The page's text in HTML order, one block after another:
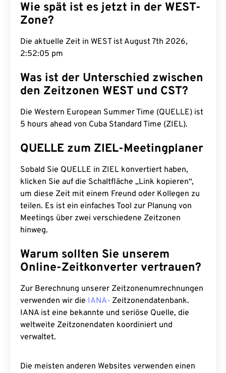
Wie spät ist es jetzt in der WEST-
Zone?
Die aktuelle Zeit in WEST ist August 7th 2026,
2:52:06 pm
Was ist der Unterschied zwischen
den Zeitzonen WEST und CST?
Die Western European Summer Time (QUELLE) ist
5 hours ahead von Cuba Standard Time (ZIEL).
QUELLE zum ZIEL-Meetingplaner
Sobald Sie QUELLE in ZIEL konvertiert haben,
klicken Sie auf die Schaltfläche „Link kopieren“,
um diese Zeit mit einem Freund oder Kollegen zu
teilen. Es ist ein einfaches Tool zur Planung von
Meetings über zwei verschiedene Zeitzonen
hinweg.
Warum sollten Sie unserem
Online-Zeitkonverter vertrauen?
Zur Berechnung unserer Zeitzonenumrechnungen
verwenden wir die IANA- Zeitzonendatenbank.
IANA ist eine bekannte und seriöse Quelle, die
weltweite Zeitzonendaten koordiniert und
verwaltet.
Die meisten anderen Websites verwenden einen